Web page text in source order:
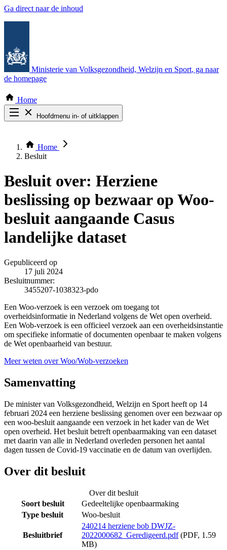
Ga direct naar de inhoud
Ministerie van Volksgezondheid, Welzijn en Sport, ga naar
de homepage
Home
Hoofdmenu in- of uitklappen
Thema COVID-19
Bekijk per bestuursorgaan
Home
Besluit
Besluit over: Herziene
beslissing op bezwaar op Woo-
besluit aangaande Casus
landelijke dataset
Gepubliceerd op
17 juli 2024
Besluitnummer:
3455207-1038323-pdo
Een Woo-verzoek is een verzoek om toegang tot
overheidsinformatie in Nederland volgens de Wet open overheid.
Een Wob-verzoek is een officieel verzoek aan een overheidsinstantie
om specifieke informatie of documenten openbaar te maken volgens
de Wet openbaarheid van bestuur.
Meer weten over Woo/Wob-verzoeken
Samenvatting
De minister van Volksgezondheid, Welzijn en Sport heeft op 14
februari 2024 een herziene beslissing genomen over een bezwaar op
een woo-besluit aangaande een verzoek in het kader van de Wet
open overheid. Het besluit betreft openbaarmaking van een dataset
met daarin van alle in Nederland overleden personen het aantal
dagen tussen de Covid-19 vaccinatie en de datum van overlijden.
Over dit besluit
Over dit besluit
Soort besluit
Gedeeltelijke openbaarmaking
Type besluit
Woo-besluit
Besluitbrief
240214 herziene bob DWJZ-
2022000682_Geredigeerd.pdf(PDF, 1.59
MB)